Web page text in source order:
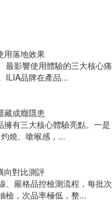
用落地效果
最影響使用體驗的三大核心痛
ILIA品牌在產品...
藏成癮隱患
有三大核心體驗亮點。一是
燒、嗆喉感，...
向對比測評
、嚴格品控檢測流程，每批次
檢，次品率極低，整...